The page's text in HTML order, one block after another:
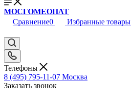
МОСГОМЕОПАТ
Сравнение0 Избранные товары
Телефоны
8 (495) 795-11-07 Москва
Заказать звонок